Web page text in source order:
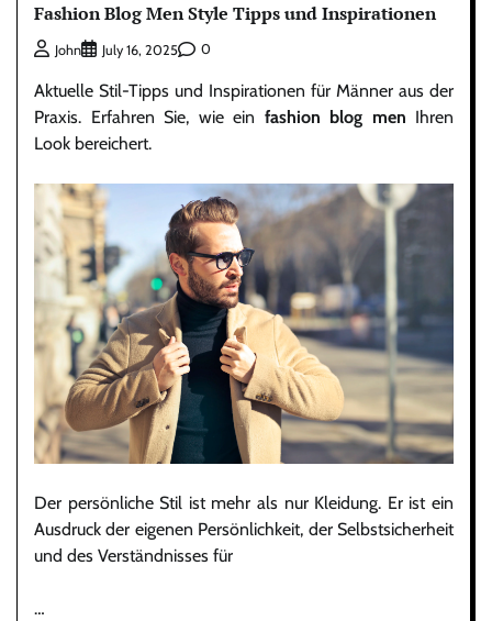
Fashion Blog Men Style Tipps und Inspirationen
John July 16, 2025 0
Aktuelle Stil-Tipps und Inspirationen für Männer aus der
Praxis. Erfahren Sie, wie ein fashion blog men Ihren
Look bereichert.
Der persönliche Stil ist mehr als nur Kleidung. Er ist ein
Ausdruck der eigenen Persönlichkeit, der Selbstsicherheit
und des Verständnisses für
…